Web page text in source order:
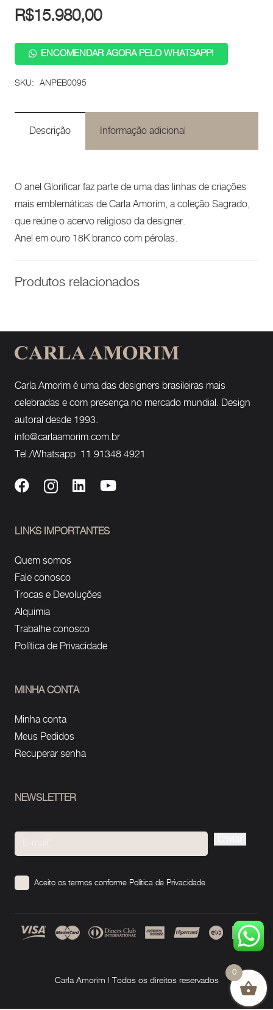
R$15.980,00
ENCOMENDAR AGORA PELO WHATSAPP!
SKU: ANPEB0095
Descrição Informação adicional
O anel Glorificar faz parte de uma das linhas de criações
mais emblemáticas de Carla Amorim, a coleção Sagrado,
que reúne o acervo religioso da designer.
Anel em ouro 18K branco com pérolas.
Produtos relacionados
Carla Amorim é uma das designers brasileiras mais
celebradas e com presença no mercado mundial. Design
autoral desde 1993.
info@carlaamorim.com.br
Tel./Whatsapp 11 91348 4921
LINKS IMPORTANTES
Quem somos
Fale conosco
Trocas e Devoluções
Alquimia
Trabalhe conosco
Política de Privacidade
MINHA CONTA
Minha conta
Meus Pedidos
Recuperar senha
NEWSLETTER
Aceito os termos conforme Política de Privacidade
Carla Amorim | Todos os direitos reservados
0